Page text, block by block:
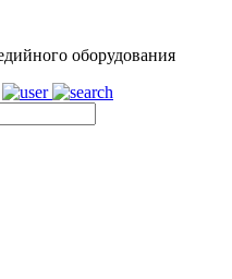
оборудования